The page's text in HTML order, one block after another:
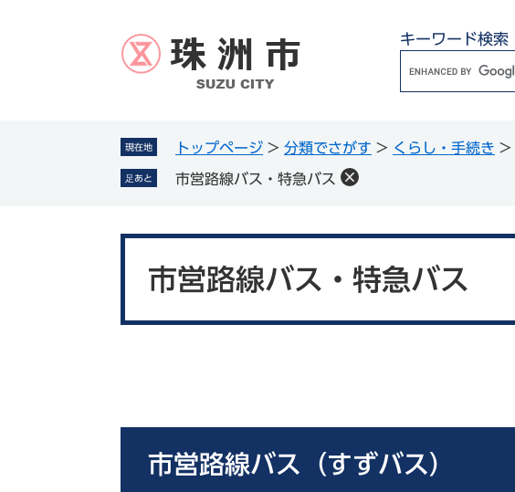
キーワード検索
l
タ
検
現在地 トップページ > 分類でさがす > くらし・手続き >
足あと 市営路線バス・特急バス
市営路線バス・特急バス
市営路線バス（すずバス）